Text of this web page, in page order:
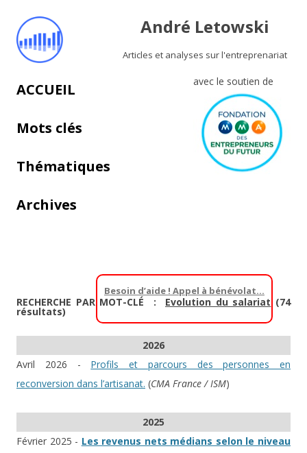
André Letowski
Articles et analyses sur l'entreprenariat
avec le soutien de
Aller au contenu principal
ACCUEIL
Mots clés
Thématiques
Archives
RECHERCHE PAR MOT-CLÉ : Evolution du salariat (74
résultats)
2026
Avril 2026 - Profils et parcours des personnes en
reconversion dans l’artisanat. (CMA France / ISM)
2025
Février 2025 - Les revenus nets médians selon le niveau
Besoin d’aide ! Appel à bénévolat…